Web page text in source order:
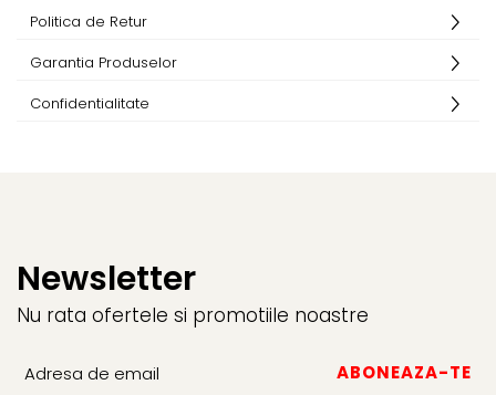
Waterman
Worther
El Casco
Castelli
Precision
Fara
Seturi Caligrafie
Politica de Retur
Garantia Produselor
Confidentialitate
Newsletter
Nu rata ofertele si promotiile noastre